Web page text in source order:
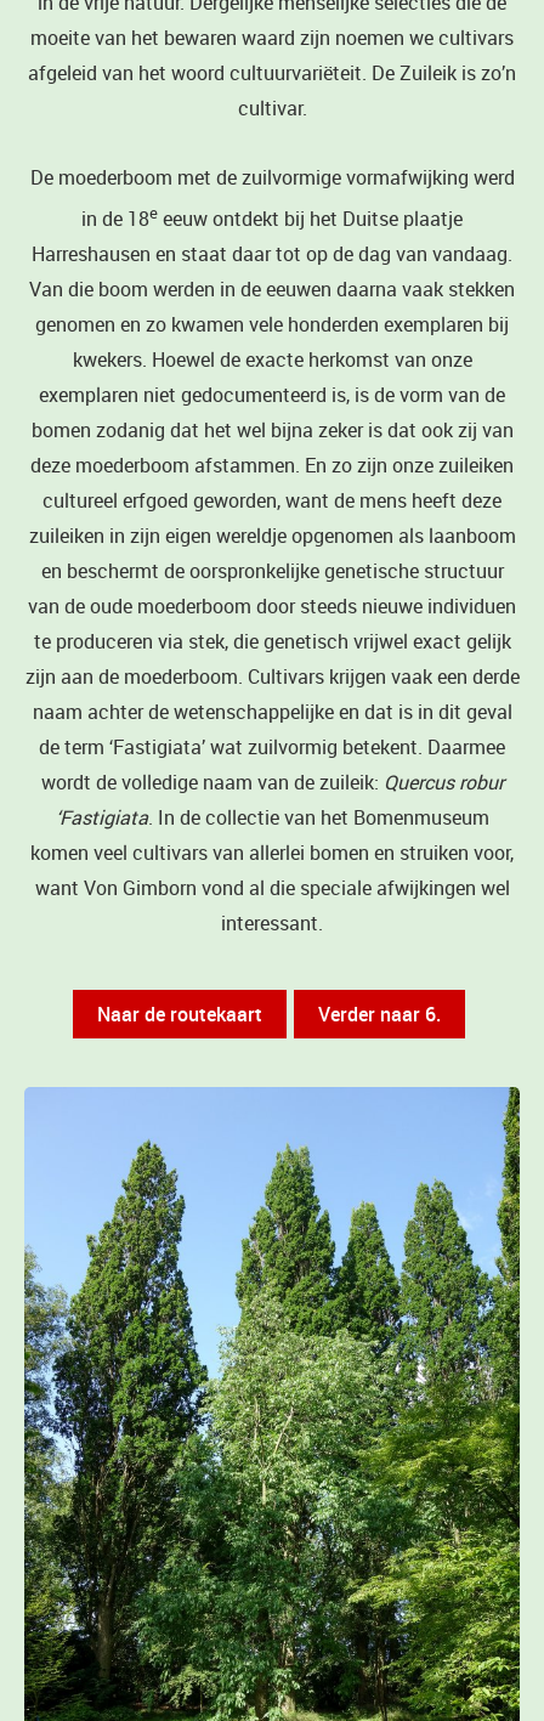
moeite van het bewaren waard zijn noemen we cultivars
afgeleid van het woord cultuurvariëteit. De Zuileik is zo’n
cultivar.
De moederboom met de zuilvormige vormafwijking werd
in de 18e eeuw ontdekt bij het Duitse plaatje
Harreshausen en staat daar tot op de dag van vandaag.
Van die boom werden in de eeuwen daarna vaak stekken
genomen en zo kwamen vele honderden exemplaren bij
kwekers. Hoewel de exacte herkomst van onze
exemplaren niet gedocumenteerd is, is de vorm van de
bomen zodanig dat het wel bijna zeker is dat ook zij van
deze moederboom afstammen. En zo zijn onze zuileiken
cultureel erfgoed geworden, want de mens heeft deze
zuileiken in zijn eigen wereldje opgenomen als laanboom
en beschermt de oorspronkelijke genetische structuur
van de oude moederboom door steeds nieuwe individuen
te produceren via stek, die genetisch vrijwel exact gelijk
zijn aan de moederboom. Cultivars krijgen vaak een derde
naam achter de wetenschappelijke en dat is in dit geval
de term ‘Fastigiata’ wat zuilvormig betekent. Daarmee
wordt de volledige naam van de zuileik: Quercus robur
‘Fastigiata. In de collectie van het Bomenmuseum
komen veel cultivars van allerlei bomen en struiken voor,
want Von Gimborn vond al die speciale afwijkingen wel
interessant.
Naar de routekaart Verder naar 6.